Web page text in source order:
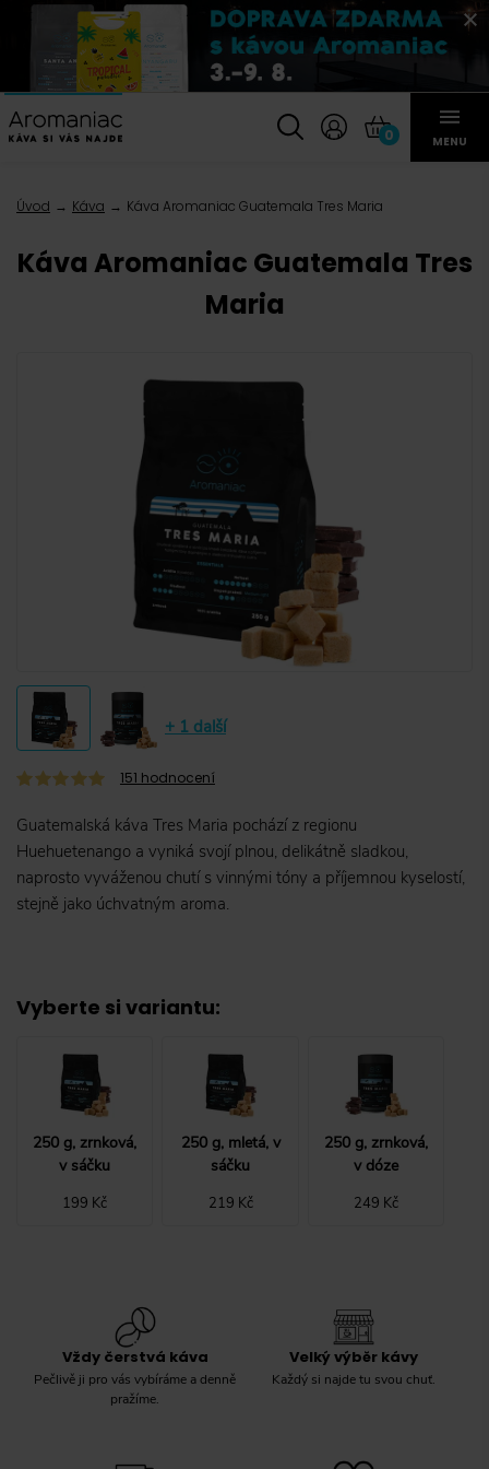
0 MENU
Úvod Káva Káva Aromaniac Guatemala Tres Maria
Káva Aromaniac Guatemala Tres
Maria
+ 1 další
151 hodnocení
Guatemalská káva Tres Maria pochází z regionu
Huehuetenango a vyniká svojí plnou, delikátně sladkou,
naprosto vyváženou chutí s vinnými tóny a příjemnou kyselostí,
stejně jako úchvatným aroma.
Vyberte si variantu:
250 g, zrnková,
v sáčku
199 Kč
250 g, mletá, v
sáčku
219 Kč
250 g, zrnková,
v dóze
249 Kč
Vždy čerstvá káva
Pečlivě ji pro vás vybíráme a denně
pražíme.
Velký výběr kávy
Každý si najde tu svou chuť.